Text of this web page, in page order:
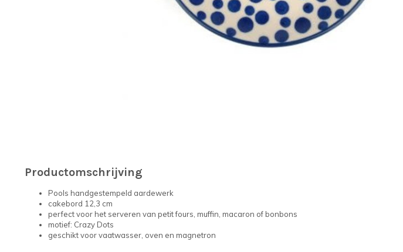
Productomschrijving
Pools handgestempeld aardewerk
cakebord 12,3 cm
perfect voor het serveren van petit fours, muffin, macaron of bonbons
motief: Crazy Dots
geschikt voor vaatwasser, oven en magnetron